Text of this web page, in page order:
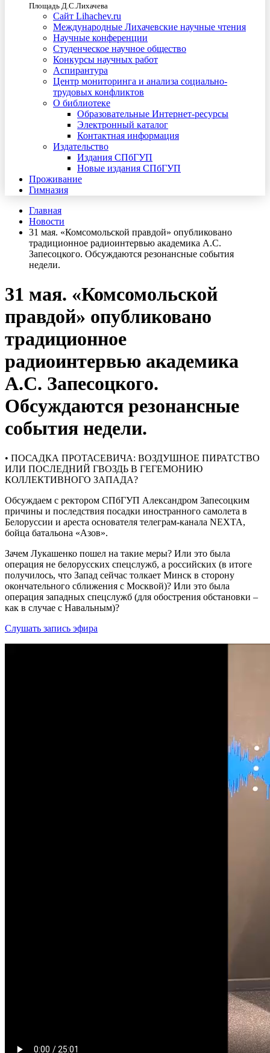
Площадь Д.С.Лихачева
Сайт Lihachev.ru
Международные Лихачевские научные чтения
Научные конференции
Студенческое научное общество
Конкурсы научных работ
Аспирантура
Центр мониторинга и анализа социально-
трудовых конфликтов
О библиотеке
Образовательные Интернет-ресурсы
Электронный каталог
Контактная информация
Издательство
Издания СПбГУП
Новые издания СПбГУП
Проживание
Гимназия
Главная
Новости
31 мая. «Комсомольской правдой» опубликовано
традиционное радиоинтервью академика А.С.
Запесоцкого. Обсуждаются резонансные события
недели.
31 мая. «Комсомольской
правдой» опубликовано
традиционное
радиоинтервью академика
А.С. Запесоцкого.
Обсуждаются резонансные
события недели.
• ПОСАДКА ПРОТАСЕВИЧА: ВОЗДУШНОЕ ПИРАТСТВО
ИЛИ ПОСЛЕДНИЙ ГВОЗДЬ В ГЕГЕМОНИЮ
КОЛЛЕКТИВНОГО ЗАПАДА?
Обсуждаем с ректором СПбГУП Александром Запесоцким
причины и последствия посадки иностранного самолета в
Белоруссии и ареста основателя телеграм-канала NEXTA,
бойца батальона «Азов».
Зачем Лукашенко пошел на такие меры? Или это была
операция не белорусских спецслужб, а российских (в итоге
получилось, что Запад сейчас толкает Минск в сторону
окончательного сближения с Москвой)? Или это была
операция западных спецслужб (для обострения обстановки –
как в случае с Навальным)?
Слушать запись эфира